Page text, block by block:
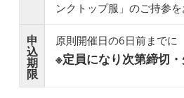
ンクトップ服」のご持参を
申
込
期
限
原則開催日の6日前までに
※定員になり次第締切